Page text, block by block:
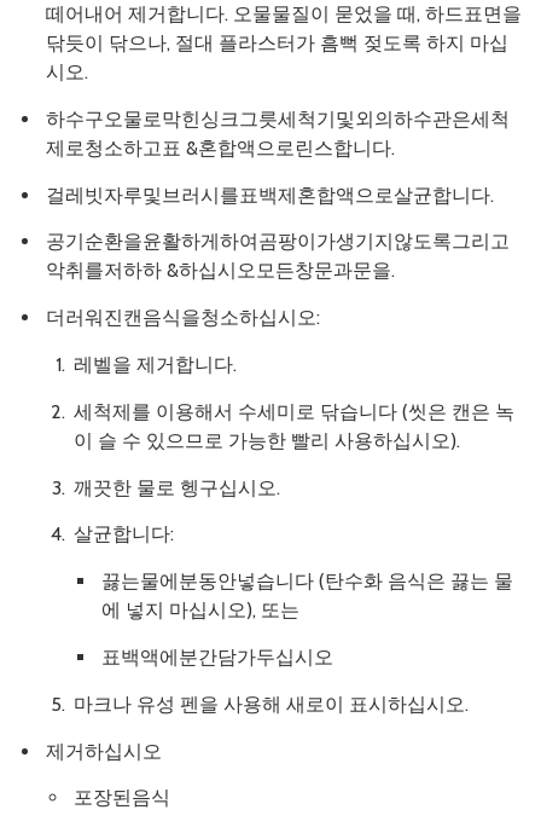
떼어내어 제거합니다. 오물물질이 묻었을 때, 하드표면을
닦듯이 닦으나, 절대 플라스터가 흠뻑 젖도록 하지 마십
시오.
하수구오물로막힌싱크그릇세척기및외의하수관은세척
제로청소하고표 &혼합액으로린스합니다.
걸레빗자루및브러시를표백제혼합액으로살균합니다.
공기순환을윤활하게하여곰팡이가생기지않도록그리고
악취를저하하 &하십시오모든창문과문을.
더러워진캔음식을청소하십시오:
레벨을 제거합니다.
세척제를 이용해서 수세미로 닦습니다 (씻은 캔은 녹
이 슬 수 있으므로 가능한 빨리 사용하십시오).
깨끗한 물로 헹구십시오.
살균합니다:
끓는물에분동안넣습니다 (탄수화 음식은 끓는 물
에 넣지 마십시오), 또는
표백액에분간담가두십시오
마크나 유성 펜을 사용해 새로이 표시하십시오.
제거하십시오
포장된음식